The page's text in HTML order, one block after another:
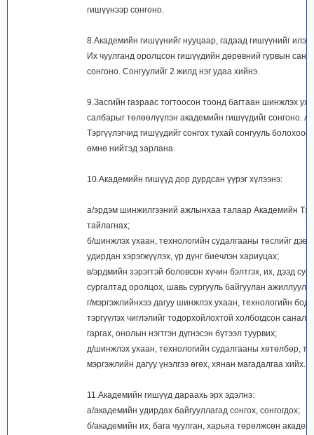
гишүүнээр сонгоно.
8.Академийн гишүүнийг нууцаар, гадаад гишүүнийг
Их чуулганд оролцсон гишүүдийн дөрөвний гурвын
сонгоно. Сонгуулийг 2 жилд нэг удаа хийнэ.
9.Засгийн газраас тогтоосон тоонд багтаан шинжлэх
салбарыг төлөөлүүлэн академийн гишүүдийг сонгоно.
Тэргүүлэгчид гишүүдийг сонгох тухай сонгууль
өмнө нийтэд зарлана.
10.Академийн гишүүд дор дурдсан үүрэг хүлээнэ:
а/эрдэм шинжилгээний ажлынхаа талаар Академийн
тайлагнах;
б/шинжлэх ухаан, технологийн судалгааны төслийг
удирдан хэрэгжүүлэх, үр дүнг биечлэн хариуцах;
в/эрдмийн зэрэгтэй боловсон хүчин бэлтгэх, их, дээд
сургалтад оролцох, шавь сургууль байгуулан
г/мэргэжлийнхээ дагуу шинжлэх ухаан, технологийн
тэргүүлэх чиглэлийг тодорхойлохтой холбогдсон санал,
гаргах, онолын нэгтгэн дүгнэсэн бүтээл туурвих;
д/шинжлэх ухаан, технологийн судалгааны хөтөлбөр,
мэргэжлийн дагуу үнэлгээ өгөх, хянан магадалгаа хийх.
11.Академийн гишүүд дараахь эрх эдэлнэ:
а/академийн удирдах байгууллагад сонгох, сонгогдох;
б/академийн их, бага чуулган, харьяа төрөлжсөн